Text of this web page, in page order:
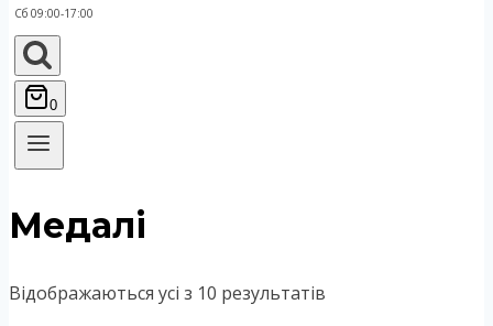
Сб 09:00-17:00
0
Медалі
Відображаються усі з 10 результатів